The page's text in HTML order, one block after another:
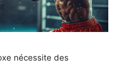
nécessite des